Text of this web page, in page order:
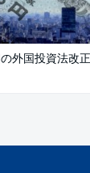
外国投資法改